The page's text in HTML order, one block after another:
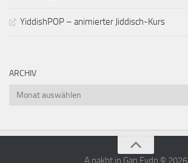
YiddishPOP – animierter Jiddisch-Kurs
ARCHIV
Archiv
A nakht in Gan Eydn © 2026